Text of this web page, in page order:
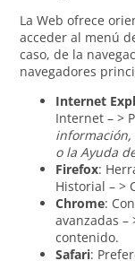
La Web ofrece
acceder al menú
caso, de la
navegadores
Internet
Internet – >
o la Ayuda
Firefox:
Historial – >
Chrome:
avanzadas –
contenido.
Safari: